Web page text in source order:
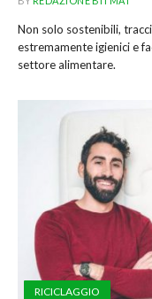
Non solo sostenibili,
estremamente igienici e
settore alimentare.
RICICLAGGIO